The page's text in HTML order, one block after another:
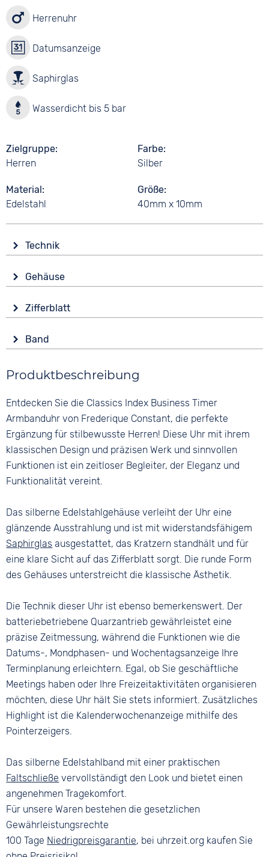
Herrenuhr
Datumsanzeige
Saphirglas
Wasserdicht bis 5 bar
Zielgruppe
Herren
Farbe
Silber
Material
Edelstahl
Größe
40mm x 10mm
Technik
Batterie (Quarz)
Funktionen
Datumsanzeige
Wochentagsanzeige
5 bar
Gehäuse
Saphirglas
Form
Rund
Material
Farbe
Silber
Zifferblatt
Analog
Blau
Ziffern
Keine
Band
Silber
Material
Bandschließe
Faltschließe
Produktbeschreibung
Entdecken Sie die Classics Index Business Timer
Armbanduhr von Frederique Constant, die perfekte
Ergänzung für stilbewusste Herren! Diese Uhr mit ihrem
klassischen Design und präzisen Werk und sinnvollen
Funktionen ist ein zeitloser Begleiter, der Eleganz und
Funktionalität vereint.
Das silberne Edelstahlgehäuse verleiht der Uhr eine
glänzende Ausstrahlung und ist mit widerstandsfähigem
Saphirglas ausgestattet, das Kratzern standhält und für
eine klare Sicht auf das Zifferblatt sorgt. Die runde Form
des Gehäuses unterstreicht die klassische Ästhetik.
Die Technik dieser Uhr ist ebenso bemerkenswert. Der
batteriebetriebene Quarzantrieb gewährleistet eine
präzise Zeitmessung, während die Funktionen wie die
Datums-, Mondphasen- und Wochentagsanzeige Ihre
Terminplanung erleichtern. Egal, ob Sie geschäftliche
Meetings haben oder Ihre Freizeitaktivitäten organisieren
möchten, diese Uhr hält Sie stets informiert. Zusätzliches
Highlight ist die Kalenderwochenanzeige mithilfe des
Pointerzeigers.
Das silberne Edelstahlband mit einer praktischen
Faltschließe vervollständigt den Look und bietet einen
angenehmen Tragekomfort.
Für unsere Waren bestehen die gesetzlichen
Gewährleistungsrechte
100 Tage Niedrigpreisgarantie, bei uhrzeit.org kaufen Sie